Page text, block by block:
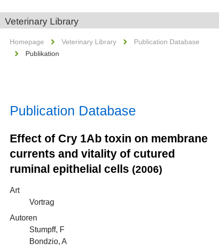
Veterinary Library
Homepage Veterinary Library
Publication Database
Publikation
Publication Database
Effect of Cry 1Ab toxin on membrane
currents and vitality of cutured
ruminal epithelial cells (2006)
Art
Vortrag
Autoren
Stumpff, F
Bondzio, A